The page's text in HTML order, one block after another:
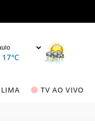
17°C
TV AO VIVO